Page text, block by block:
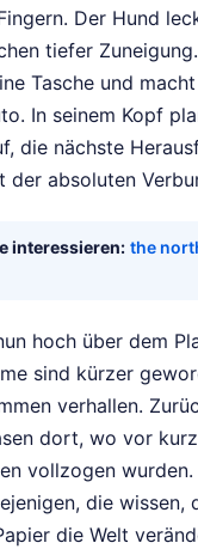
Der Hund
tiefer
Tasche und
In seinem Kopf
die nächste
der absoluten
interessieren: the
hoch über dem
sind kürzer
verhallen.
dort, wo vor
vollzogen
die wissen,
die Welt